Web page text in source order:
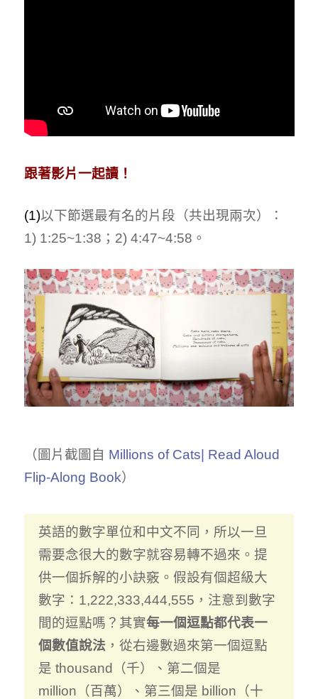
跟著影片一起讀！
(1)以下節選最有名的片段（共出現兩次）：
1) 1:25~1:38；2) 4:47~4:58。
（圖片截圖自 Millions of Cats| Read Aloud
Flip-Along Book）
英語的數字單位和中文不同，所以一旦
需要念很大的數字就容易轉不過來。提
供一個拆解的小訣竅。假設有個超級大
數字：1,222,333,444,555，注意到數字
間的逗點嗎？其實每一個逗點都代表一
個數值說法，從右邊數過來第一個逗點
是 thousand（千）、第二個是
million（百萬）、第三個是 billion（十